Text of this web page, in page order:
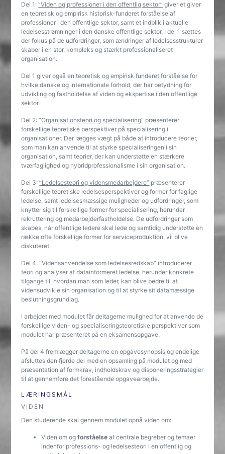
Del 1:”Viden og professioner i den offentlig sektor” giver et giver
en teoretisk og empirisk historisk-funderet forståelse af
professioner i den offentlige sektor, samt et indblik i aktuelle
ledelsesstrømninger i den danske offentlige sektor. I del 1 sættes
der fokus på de udfordringer, som ændringer af ledelsesstrukturer
skaber i en stor, kompleks og stærkt professionaliseret
organisation.
Del 1 giver også en teoretisk og empirisk funderet forståelse for
hvilke danske og internationale forhold, der har betydning for
udvikling og fastholdelse af viden og ekspertise i den offentlige
sektor.
Del 2:”Organisationsteori og specialisering” præsenterer
forskellige teoretiske perspektiver på specialisering i
organisationer. Der lægges vægt på både at introducere teorier,
som man kan anvende til at styrke specialiseringen i sin
organisation, samt teorier, der kan understøtte en stærkere
tværfaglighed og hybridprofessionalisme i sin organisation.
Del 3:”Ledelsesteori og vidensmedarbejdere” præsenterer
forskellige teoretiske ledelsesperspektiver og former for faglige
ledelse, samt ledelsesmæssige muligheder og udfordringer, som
knytter sig til forskellige former for specialisering, herunder
rekruttering og medarbejderfastholdelse. De udfordringer som
skabes, når offentlige ledere skal lede og samtidig understøtte en
række ofte forskellige former for serviceproduktion, vil blive
diskuteret.
Del 4: ”Vidensanvendelse som ledelsesredskab” introducerer
teori og analyser af datainformeret ledelse, herunder konkrete
tilgange til, hvordan man som leder, kan blive bedre til at
vidensudvikle sin organisation og til at styrke sit datamæssige
beslutningsgrundlag.
I arbejdet med modulet får deltagerne mulighed for at anvende de
forskellige viden- og specialiseringsteoretiske perspektiver som
modulet har præsenteret på en eksamensopgave.
På del 4 fremlægger deltagerne en opgavesynopsis og endelige
afsluttes den fjerde del med en opsamling på modulet og med
præsentation af formkrav, indholdskrav og disponeringsstrategier
til at gennemføre det forestående opgavearbejde.
LÆRINGSMÅL
VIDEN
Den studerende skal gennem modulet opnå viden om:
Viden om ogforståelse af centrale begreber og temaer
indenfor professions- og ledelsesteori i en offentlig og